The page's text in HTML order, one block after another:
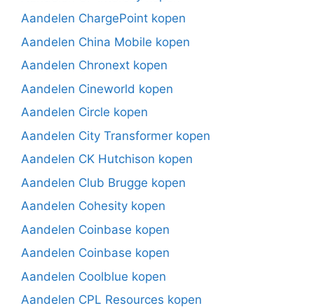
Aandelen ChargePoint kopen
Aandelen China Mobile kopen
Aandelen Chronext kopen
Aandelen Cineworld kopen
Aandelen Circle kopen
Aandelen City Transformer kopen
Aandelen CK Hutchison kopen
Aandelen Club Brugge kopen
Aandelen Cohesity kopen
Aandelen Coinbase kopen
Aandelen Coinbase kopen
Aandelen Coolblue kopen
Aandelen CPL Resources kopen